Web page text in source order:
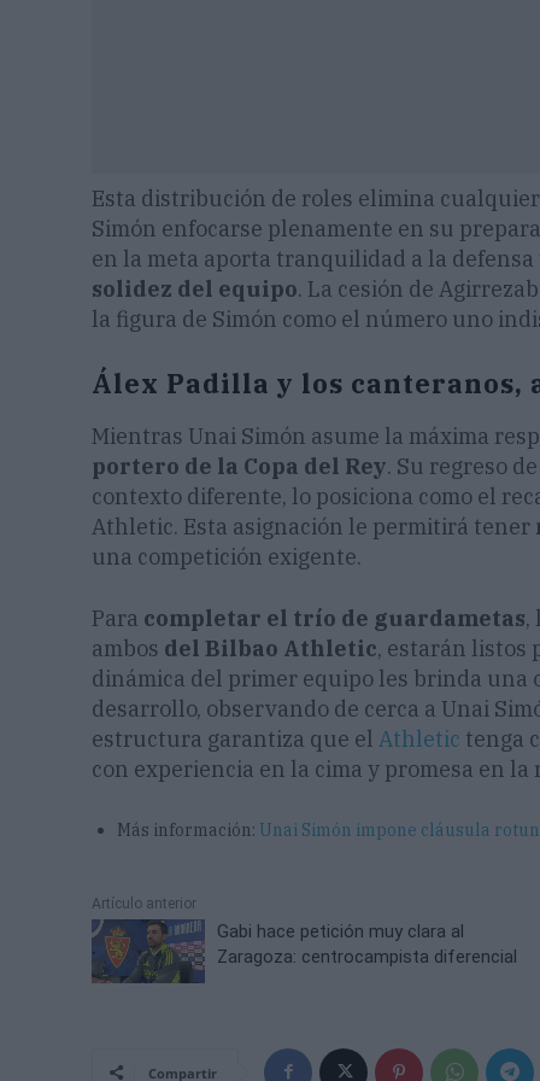
Esta distribución de roles elimina
Simón enfocarse plenamente en su
en la meta aporta tranquilidad a la defensa
solidez del equipo. La cesión de
la figura de Simón como el número uno
Álex Padilla y los canteranos,
Mientras Unai Simón asume la máxima
portero de la Copa del Rey. Su regreso
contexto diferente, lo posiciona como el
Athletic. Esta asignación le permitirá tener
una competición exigente.
Para completar el trío de guardametas,
ambos del Bilbao Athletic, estarán listos
dinámica del primer equipo les brinda
desarrollo, observando de cerca a Unai
estructura garantiza que el Athletic tenga
con experiencia en la cima y promesa en la
Más información: Unai Simón impone cláusula
Artículo anterior
Gabi hace petición muy clara al
Zaragoza: centrocampista diferencial
Compartir